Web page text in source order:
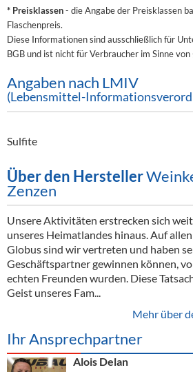
* Preisklassen- die Angabe der Preisklassen
Flaschenpreis.
Diese Informationen sind ausschließlich für
BGB und ist nicht für Verbraucher im Sinne
Angaben nach LMIV
(Lebensmittel-
Sulfite
Über den Hersteller
Zenzen
Unsere Aktivitäten erstrecken sich
unseres Heimatlandes hinaus. Auf
Globus sind wir vertreten und haben
Geschäftspartner gewinnen können,
echten Freunden wurden. Diese
Geist unseres Fam...
Mehr über
Ihr Ansprechpartner
Alois Delan